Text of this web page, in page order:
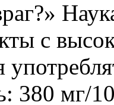
с
380 мг/